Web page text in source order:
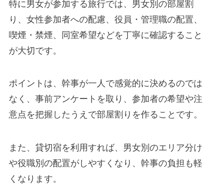
特に男女が参加する旅行では、男女別の部屋割
り、女性参加者への配慮、役員・管理職の配置、
喫煙・禁煙、同室希望などを丁寧に確認すること
が大切です。
ポイントは、幹事が一人で感覚的に決めるのでは
なく、事前アンケートを取り、参加者の希望や注
意点を把握したうえで部屋割りを作ることです。
また、貸切宿を利用すれば、男女別のエリア分け
や役職別の配置がしやすくなり、幹事の負担も軽
くなります。